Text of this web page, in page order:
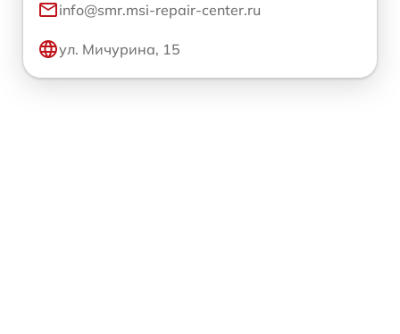
info@smr.msi-repair-center.ru
ул. Мичурина, 15